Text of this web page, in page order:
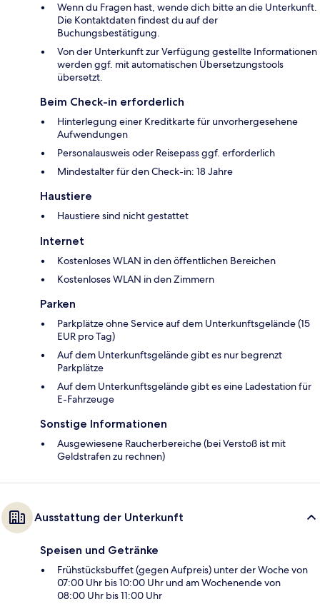
Wenn du Fragen hast, wende dich bitte an die Unterkunft.
Die Kontaktdaten findest du auf der
Buchungsbestätigung.
Von der Unterkunft zur Verfügung gestellte Informationen
werden ggf. mit automatischen Übersetzungstools
übersetzt.
Beim Check-in erforderlich
Hinterlegung einer Kreditkarte für unvorhergesehene
Aufwendungen
Personalausweis oder Reisepass ggf. erforderlich
Mindestalter für den Check-in: 18 Jahre
Haustiere
Haustiere sind nicht gestattet
Internet
Kostenloses WLAN in den öffentlichen Bereichen
Kostenloses WLAN in den Zimmern
Parken
Parkplätze ohne Service auf dem Unterkunftsgelände (15
EUR pro Tag)
Auf dem Unterkunftsgelände gibt es nur begrenzt
Parkplätze
Auf dem Unterkunftsgelände gibt es eine Ladestation für
E-Fahrzeuge
Sonstige Informationen
Ausgewiesene Raucherbereiche (bei Verstoß ist mit
Geldstrafen zu rechnen)
Ausstattung der Unterkunft
Speisen und Getränke
Frühstücksbuffet (gegen Aufpreis) unter der Woche von
07:00 Uhr bis 10:00 Uhr und am Wochenende von
08:00 Uhr bis 11:00 Uhr